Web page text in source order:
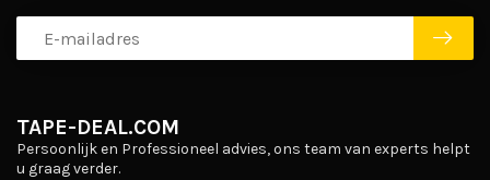
TAPE-DEAL.COM
Persoonlijk en Professioneel advies, ons team van experts helpt
u graag verder.